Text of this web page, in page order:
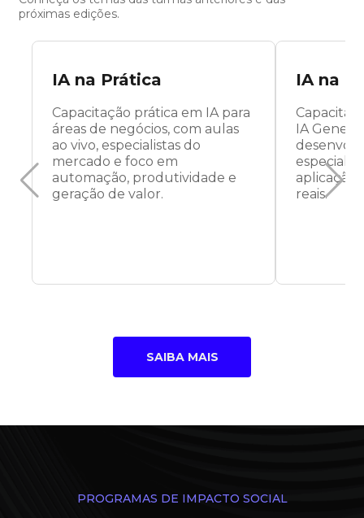
próximas edições.
IA na Prática
Capacitação prática em IA para
áreas de negócios, com aulas
ao vivo, especialistas do
mercado e foco em
automação, produtividade e
geração de valor.
IA na
IA
aplicação
reais.
SAIBA MAIS
PROGRAMAS DE IMPACTO SOCIAL